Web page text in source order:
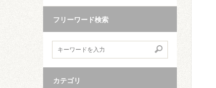
フリーワード検索
カテゴリ